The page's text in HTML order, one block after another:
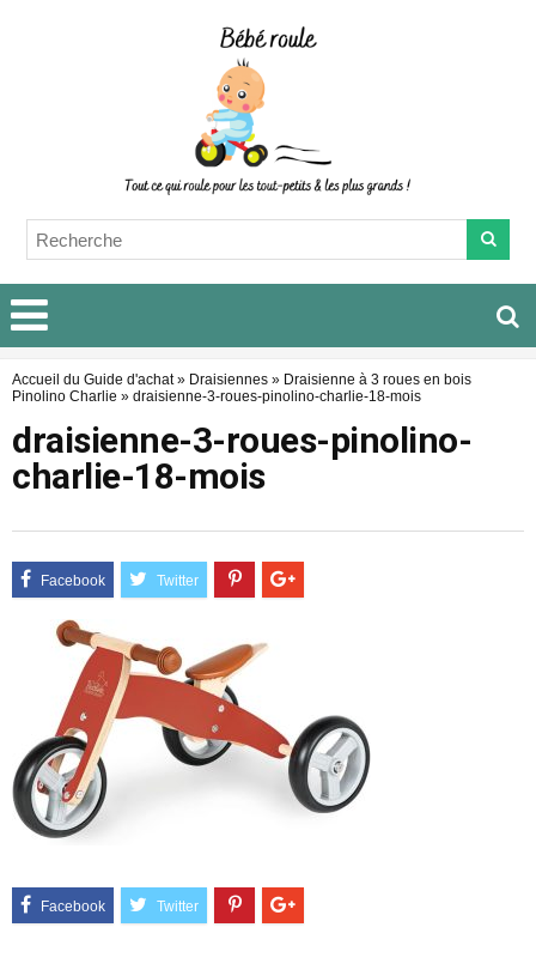
Accueil du Guide d'achat» Draisiennes » Draisienne à 3 roues en bois
Pinolino Charlie » draisienne-3-roues-pinolino-charlie-18-mois
draisienne-3-roues-pinolino-
charlie-18-mois